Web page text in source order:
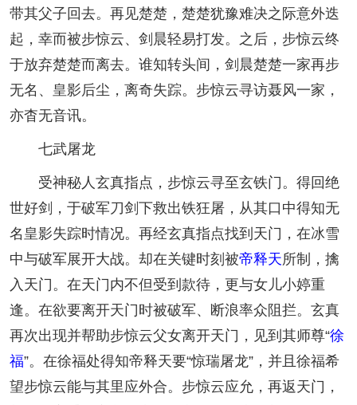
带其父子回去。再见楚楚，楚楚犹豫难决之际意外迭
起，幸而被步惊云、剑晨轻易打发。之后，步惊云终
于放弃楚楚而离去。谁知转头间，剑晨楚楚一家再步
无名、皇影后尘，离奇失踪。步惊云寻访聂风一家，
亦杳无音讯。
七武屠龙
受神秘人玄真指点，步惊云寻至玄铁门。得回绝
世好剑，于破军刀剑下救出铁狂屠，从其口中得知无
名皇影失踪时情况。再经玄真指点找到天门，在冰雪
中与破军展开大战。却在关键时刻被帝释天所制，擒
入天门。在天门内不但受到款待，更与女儿小婷重
逢。在欲要离开天门时被破军、断浪率众阻拦。玄真
再次出现并帮助步惊云父女离开天门，见到其师尊“徐
福”。在徐福处得知帝释天要“惊瑞屠龙”，并且徐福希
望步惊云能与其里应外合。步惊云应允，再返天门，